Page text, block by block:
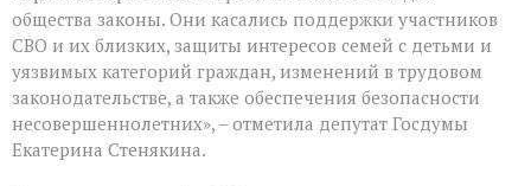
общества законы. Они касались поддержки участников
СВО и их близких, защиты интересов семей с детьми и
уязвимых категорий граждан, изменений в трудовом
законодательстве, а также обеспечения безопасности
несовершеннолетних», – отметила депутат Госдумы
Екатерина Стенякина.